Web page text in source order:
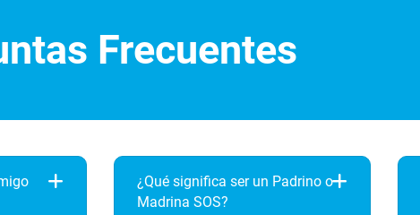
Frecuentes
¿Qué significa ser un Padrino o
Madrina SOS?